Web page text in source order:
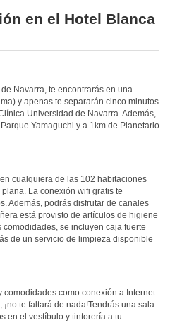
en el Hotel Blanca
Navarra, te encontrarás en una
y apenas te separarán cinco minutos
Universidad de Navarra. Además,
Yamaguchi y a 1km de Planetario
cualquiera de las 102 habitaciones
La conexión wifi gratis te
Además, podrás disfrutar de canales
está provisto de artículos de higiene
se incluyen caja fuerte
de un servicio de limpieza disponible
como conexión a Internet
te faltará de nada!Tendrás una sala
en el vestíbulo y tintorería a tu